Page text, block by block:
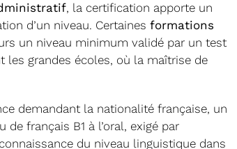
, la certification apporte un
d’un niveau. Certaines formations
un niveau minimum validé par un test
les grandes écoles, où la maîtrise de
demandant la nationalité française, un
français B1 à l’oral, exigé par
du niveau linguistique dans